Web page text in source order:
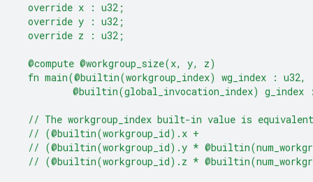
  override x : u32;
  override y : u32;
  override z : u32;
  @compute @workgroup_size(x, y, z)
  fn main(@builtin(workgroup_index) wg_index : u32,
@builtin(global_invocation_index) g_index
// The workgroup_index built-in value is
  // (@builtin(workgroup_id).x +
// (@builtin(workgroup_id).y *
// (@builtin(workgroup_id).z *